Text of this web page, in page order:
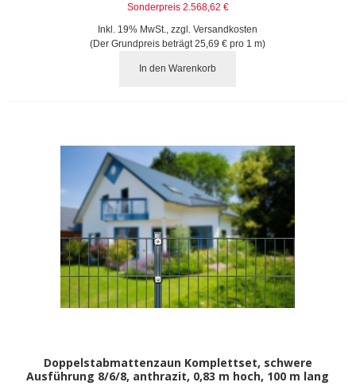
Sonderpreis 2.568,62 €
Inkl. 19% MwSt.
,zzgl.Versandkosten
(Der Grundpreis beträgt25,69 € pro 1 m)
In den Warenkorb
Doppelstabmattenzaun Komplettset, schwere
Ausführung 8/6/8, anthrazit, 0,83 m hoch, 100 m lang